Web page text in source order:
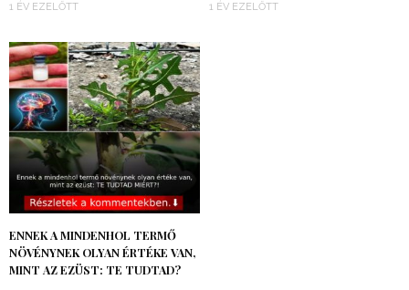
1 ÉV EZELŐTT 1 ÉV EZELŐTT
ENNEK A MINDENHOL TERMŐ
NÖVÉNYNEK OLYAN ÉRTÉKE VAN,
MINT AZ EZÜST: TE TUDTAD?